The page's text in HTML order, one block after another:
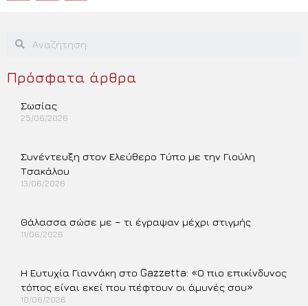
Πρόσφατα άρθρα
Σωσίας
25/06/2026
Συνέντευξη στον Ελεύθερο Τύπο με την Γιούλη
Τσακάλου
13/06/2026
Θάλασσα σώσε με – τι έγραψαν μέχρι στιγμής
11/06/2026
Η Ευτυχία Γιαννάκη στο Gazzetta: «Ο πιο επικίνδυνος
τόπος είναι εκεί που πέφτουν οι άμυνές σου»
10/06/2026